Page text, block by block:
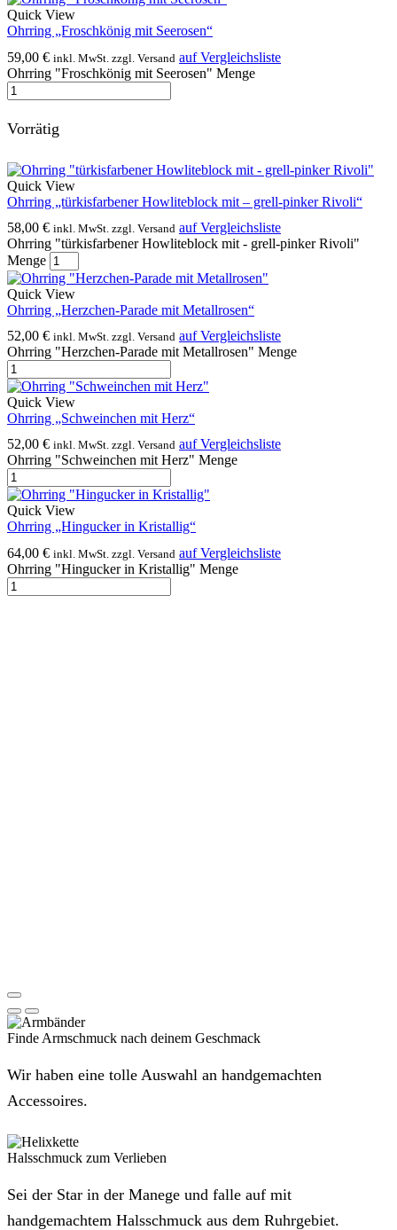
Quick View
Ohrring „Froschkönig mit Seerosen“
59,00 € inkl. MwSt. zzgl. Versand auf Vergleichsliste
Ohrring "Froschkönig mit Seerosen" Menge
Vorrätig
Quick View
Ohrring „türkisfarbener Howliteblock mit – grell-pinker Rivoli“
58,00 € inkl. MwSt. zzgl. Versand auf Vergleichsliste
Ohrring "türkisfarbener Howliteblock mit - grell-pinker Rivoli"
Menge
Quick View
Ohrring „Herzchen-Parade mit Metallrosen“
52,00 € inkl. MwSt. zzgl. Versand auf Vergleichsliste
Ohrring "Herzchen-Parade mit Metallrosen" Menge
Quick View
Ohrring „Schweinchen mit Herz“
52,00 € inkl. MwSt. zzgl. Versand auf Vergleichsliste
Ohrring "Schweinchen mit Herz" Menge
Quick View
Ohrring „Hingucker in Kristallig“
64,00 € inkl. MwSt. zzgl. Versand auf Vergleichsliste
Ohrring "Hingucker in Kristallig" Menge
Finde Armschmuck nach deinem Geschmack
Wir haben eine tolle Auswahl an handgemachten
Accessoires.
Halsschmuck zum Verlieben
Sei der Star in der Manege und falle auf mit
handgemachtem Halsschmuck aus dem Ruhrgebiet.